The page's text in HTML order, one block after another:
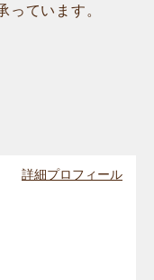
っています。
詳細プロフィール